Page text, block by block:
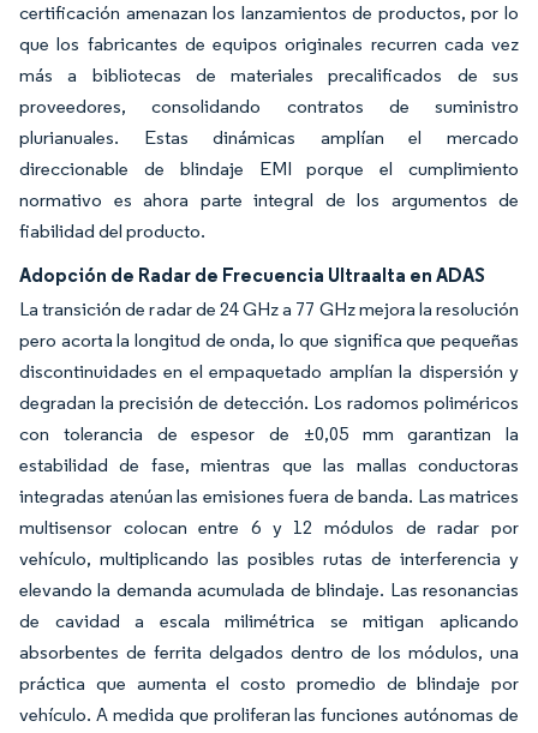
certificación amenazan los lanzamientos de productos, por lo
que los fabricantes de equipos originales recurren cada vez
más a bibliotecas de materiales precalificados de sus
proveedores, consolidando contratos de suministro
plurianuales. Estas dinámicas amplían el mercado
direccionable de blindaje EMI porque el cumplimiento
normativo es ahora parte integral de los argumentos de
fiabilidad del producto.
Adopción de Radar de Frecuencia Ultraalta en ADAS
La transición de radar de 24 GHz a 77 GHz mejora la resolución
pero acorta la longitud de onda, lo que significa que pequeñas
discontinuidades en el empaquetado amplían la dispersión y
degradan la precisión de detección. Los radomos poliméricos
con tolerancia de espesor de ±0,05 mm garantizan la
estabilidad de fase, mientras que las mallas conductoras
integradas atenúan las emisiones fuera de banda. Las matrices
multisensor colocan entre 6 y 12 módulos de radar por
vehículo, multiplicando las posibles rutas de interferencia y
elevando la demanda acumulada de blindaje. Las resonancias
de cavidad a escala milimétrica se mitigan aplicando
absorbentes de ferrita delgados dentro de los módulos, una
práctica que aumenta el costo promedio de blindaje por
vehículo. A medida que proliferan las funciones autónomas de